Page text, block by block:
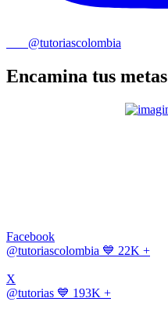
@tutoriascolombia
Encamina tus metas
Facebook
@tutoriascolombia 💙 22K +
X
@tutorias 💙 193K +